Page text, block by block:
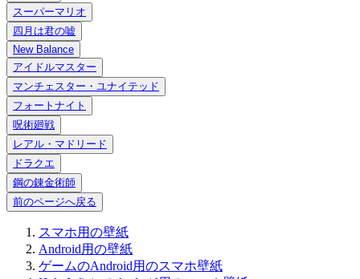
スーパーマリオ
四月は君の嘘
New Balance
アイドルマスター
マンチェスター・ユナイテッド
フォートナイト
呪術廻戦
レアル・マドリード
ドラクエ
鋼の錬金術師
前のページへ戻る
スマホ用の壁紙
Android用の壁紙
ゲームのAndroid用のスマホ壁紙